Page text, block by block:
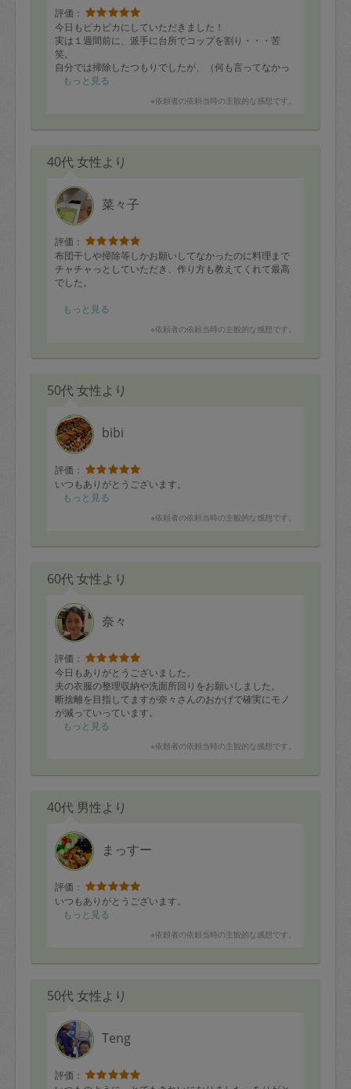
評価：
今日もピカピカにしていただきました！
実は１週間前に、派手に台所でコップを割り・・・苦
笑。
自分では掃除したつもりでしたが、（何も言ってなかっ
たのに）まだキラリ破片が隅にあることも発見してくだ
すごい掃除のプロだなって思います。
また２週間後に宜しくお願いいたします☆
もっと見る
※依頼者の依頼当時の主観的な感想です。
40代 女性より
菜々子
評価：
布団干しや掃除等しかお願いしてなかったのに料理まで
チャチャっとしていただき、作り方も教えてくれて最高
でした。
もっと見る
※依頼者の依頼当時の主観的な感想です。
50代 女性より
bibi
評価：
いつもありがとうございます。
もっと見る
※依頼者の依頼当時の主観的な感想です。
60代 女性より
奈々
評価：
今日もありがとうございました。
夫の衣服の整理収納や洗面所回りをお願いしました。
断捨離を目指してますが奈々さんのおかげで確実にモノ
が減っていっています。
もっと見る
※依頼者の依頼当時の主観的な感想です。
40代 男性より
まっすー
評価：
いつもありがとうございます。
もっと見る
※依頼者の依頼当時の主観的な感想です。
50代 女性より
Teng
評価：